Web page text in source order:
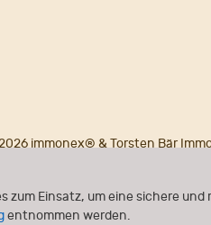
zum Einsatz, um eine sichere
entnommen werden.
immonex® & Torsten Bär